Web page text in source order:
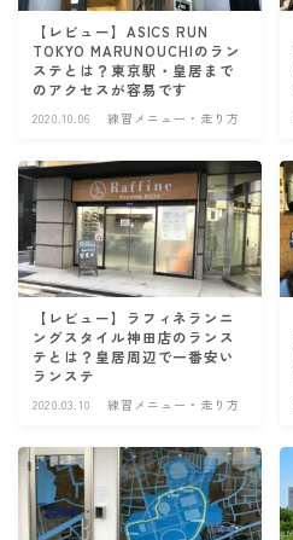
【レビュー】ASICS RUN
TOKYO MARUNOUCHIのラン
ステとは？東京駅・皇居まで
のアクセスが容易です
2020.10.06 練習メニュー・走り方
【レビュー】ラフィネランニ
ングスタイル神田店のランス
テとは？皇居周辺で一番安い
ランステ
2020.03.10 練習メニュー・走り方